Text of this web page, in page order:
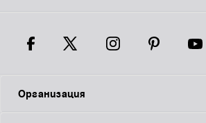
Организация